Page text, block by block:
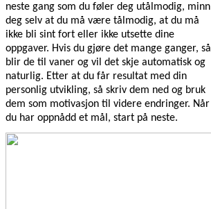
neste gang som du føler deg utålmodig, minn
deg selv at du må være tålmodig, at du må
ikke bli sint fort eller ikke utsette dine
oppgaver. Hvis du gjøre det mange ganger, så
blir de til vaner og vil det skje automatisk og
naturlig. Etter at du får resultat med din
personlig utvikling, så skriv dem ned og bruk
dem som motivasjon til videre endringer. Når
du har oppnådd et mål, start på neste.